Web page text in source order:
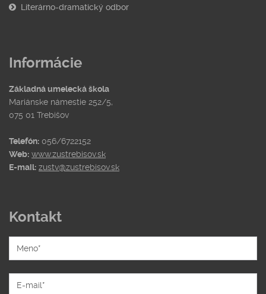
Literárno-dramatický odbor
Informácie
Základná umelecká škola
Mariánske námestie 252/5,
075 01 Trebišov
Telefón: 056/6722152
Web: www.zustrebisov.sk
E-mail: zustv@zustrebisov.sk
Kontakt